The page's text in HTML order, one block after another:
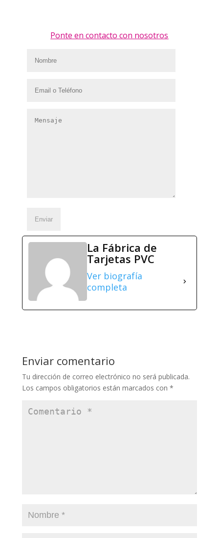
Ponte en contacto con nosotros
La Fábrica de
Tarjetas PVC
Ver biografía
completa
Enviar comentario
Tu dirección de correo electrónico no será publicada.
Los campos obligatorios están marcados con *